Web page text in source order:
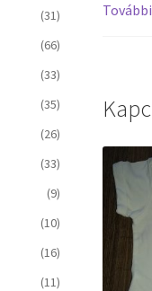
(31)
(66)
(33)
(35)
(26)
(33)
(9)
(10)
(16)
(11)